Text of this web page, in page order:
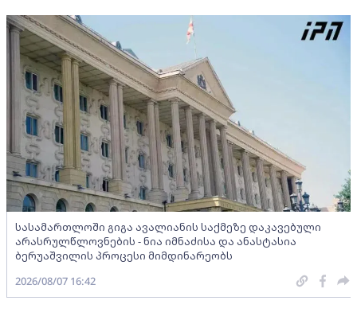
სასამართლოში გიგა ავალიანის საქმეზე დაკავებული
არასრულწლოვნების - ნია იმნაძისა და ანასტასია
ბერუაშვილის პროცესი მიმდინარეობს
2026/08/07 16:42